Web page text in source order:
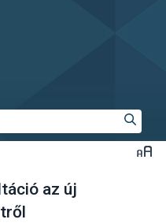
az új